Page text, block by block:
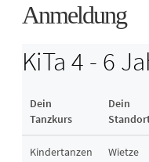
Anmeldung